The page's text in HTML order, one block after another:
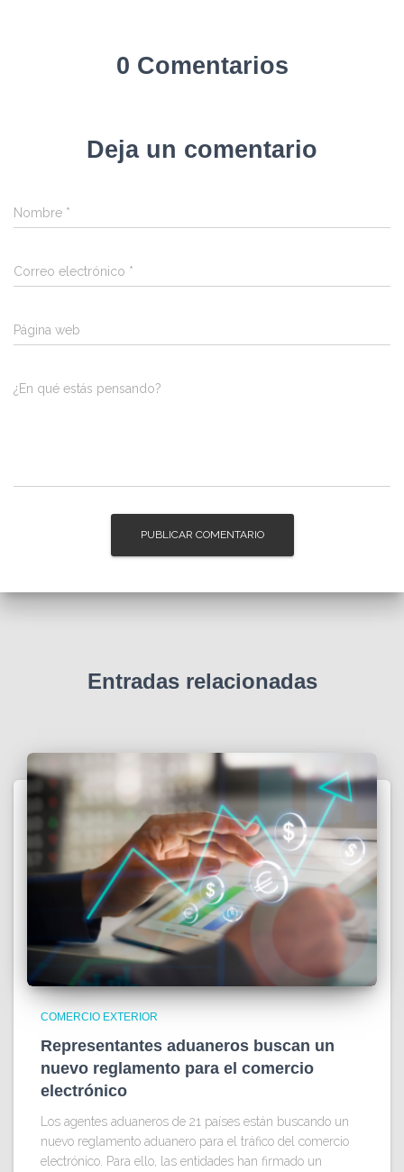
0 Comentarios
Deja un comentario
Nombre *
Correo electrónico *
Página web
¿En qué estás pensando?
Entradas relacionadas
COMERCIO EXTERIOR
Representantes aduaneros buscan un
nuevo reglamento para el comercio
electrónico
Los agentes aduaneros de 21 países están buscando un
nuevo reglamento aduanero para el tráfico del comercio
electrónico. Para ello, las entidades han firmado un